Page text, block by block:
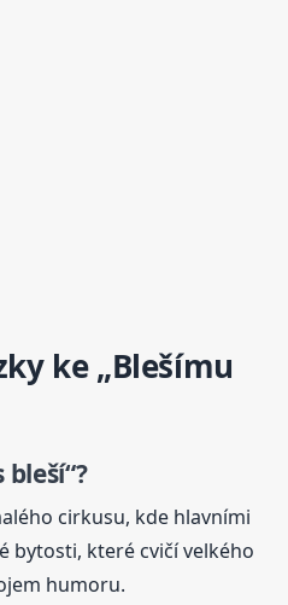
ke „Blešímu
cirkusu, kde hlavními
bytosti, které cvičí velkého
humoru.